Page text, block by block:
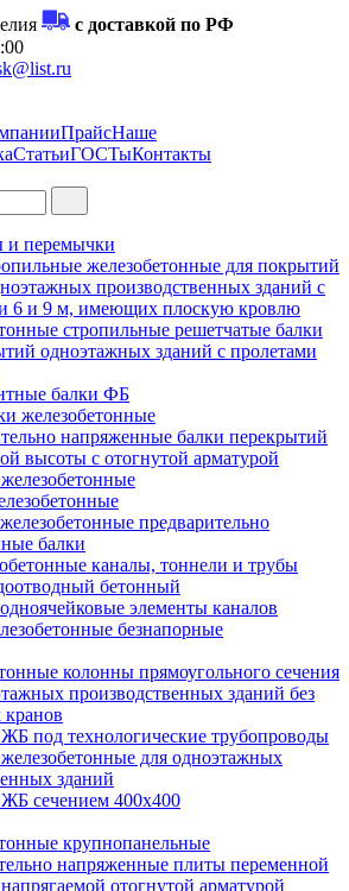
с доставкой по РФ
ПрайсНаше
СтатьиГОСТыКонтакты
и перемычки
железобетонные для покрытий
производственных зданий с
6 и 9 м, имеющих плоскую кровлю
стропильные решетчатые балки
одноэтажных зданий с пролетами
балки ФБ
железобетонные
напряженные балки перекрытий
высоты с отогнутой арматурой
предварительно
балки
каналы, тоннели и трубы
бетонный
элементы каналов
безнапорные
колонны прямоугольного сечения
производственных зданий без
под технологические трубопроводы
для одноэтажных
зданий
сечением 400х400
крупнопанельные
напряженные плиты переменной
отогнутой арматурой